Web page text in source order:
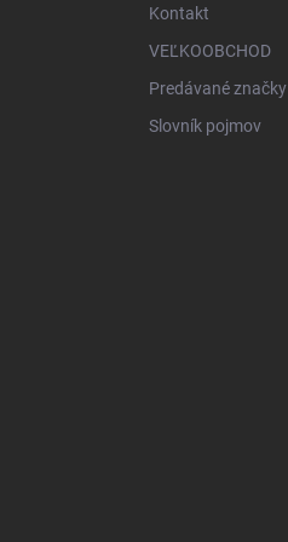
Kontakt
VEĽKOOBCHOD
Predávané značky
Slovník pojmov